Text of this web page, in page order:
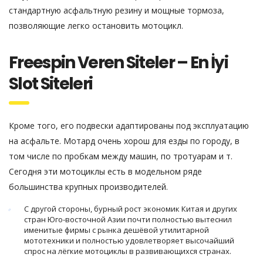
стандартную асфальтную резину и мощные тормоза,
позволяющие легко остановить мотоцикл.
Freespin Veren Siteler – En İyi
Slot Siteleri
Кроме того, его подвески адаптированы под эксплуатацию
на асфальте. Мотард очень хорош для езды по городу, в
том числе по пробкам между машин, по тротуарам и т.
Сегодня эти мотоциклы есть в модельном ряде
большинства крупных производителей.
С другой стороны, бурный рост экономик Китая и других
стран Юго-восточной Азии почти полностью вытеснил
именитые фирмы с рынка дешёвой утилитарной
мототехники и полностью удовлетворяет высочайший
спрос на лёгкие мотоциклы в развивающихся странах.